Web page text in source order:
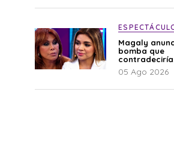
Magaly
bomba que
contradeciría
comunicado
Bella Luz:
05 Ago 2026